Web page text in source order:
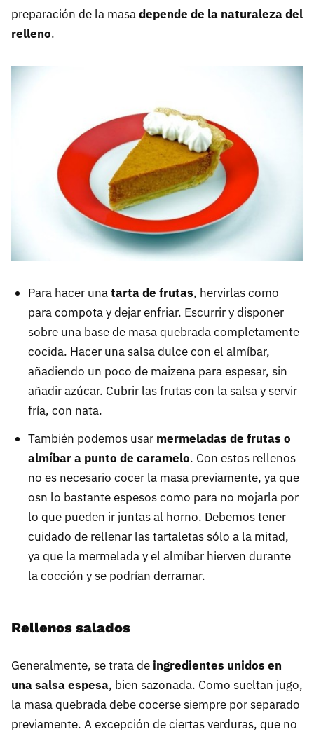
preparación de la masadepende de la naturaleza del
relleno.
Para hacer unatarta de frutas, hervirlas como
para compota y dejar enfriar. Escurrir y disponer
sobre una base de masa quebrada completamente
cocida. Hacer una salsa dulce con el almíbar,
añadiendo un poco de maizena para espesar, sin
añadir azúcar. Cubrir las frutas con la salsa y servir
fría, con nata.
También podemos usar mermeladas de frutas o
almíbar a punto de caramelo. Con estos rellenos
no es necesario cocer la masa previamente, ya que
osn lo bastante espesos como para no mojarla por
lo que pueden ir juntas al horno. Debemos tener
cuidado de rellenar las tartaletas sólo a la mitad,
ya que la mermelada y el almíbar hierven durante
la cocción y se podrían derramar.
Rellenos salados
Generalmente, se trata de ingredientes unidos en
una salsa espesa, bien sazonada. Como sueltan jugo,
la masa quebrada debe cocerse siempre por separado
previamente. A excepción de ciertas verduras, que no